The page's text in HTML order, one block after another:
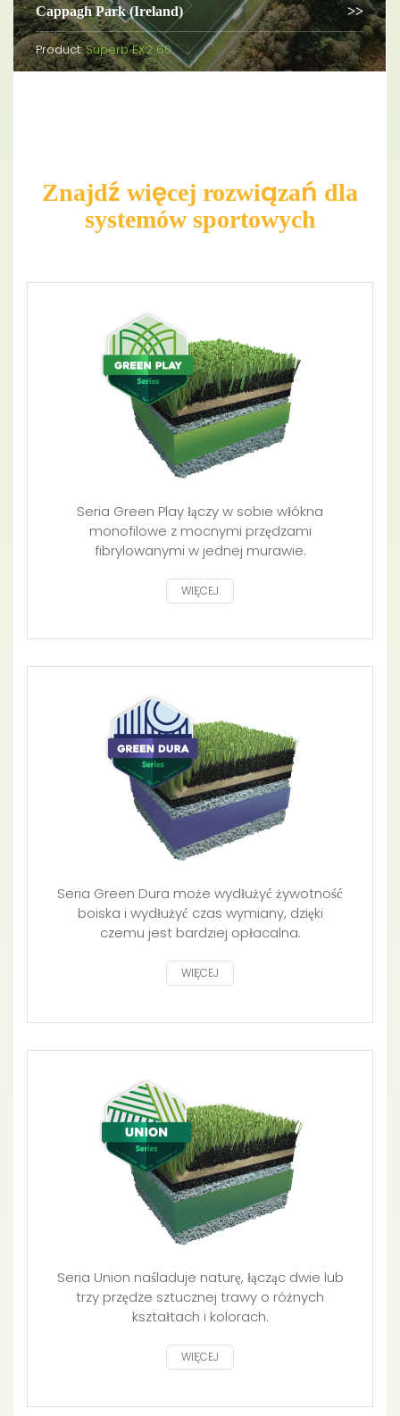
Cappagh Park (Ireland)
Product:Superb EX2 60
Znajdź więcej rozwiązań dla
systemów sportowych
Seria Green Play łączy w sobie włókna
monofilowe z mocnymi przędzami
fibrylowanymi w jednej murawie.
WIĘCEJ
Seria Green Dura może wydłużyć żywotność
boiska i wydłużyć czas wymiany, dzięki
czemu jest bardziej opłacalna.
WIĘCEJ
Seria Union naśladuje naturę, łącząc dwie lub
trzy przędze sztucznej trawy o różnych
kształtach i kolorach.
WIĘCEJ